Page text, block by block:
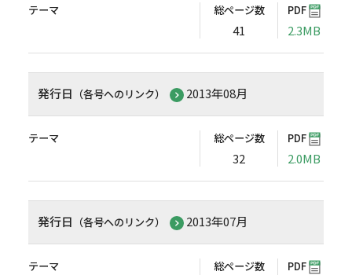
テーマ 総ページ数
41
PDF
2.3MB
発行日 （各号へのリンク） 2013年08月
テーマ 総ページ数
32
PDF
2.0MB
発行日 （各号へのリンク） 2013年07月
テーマ 総ページ数 PDF